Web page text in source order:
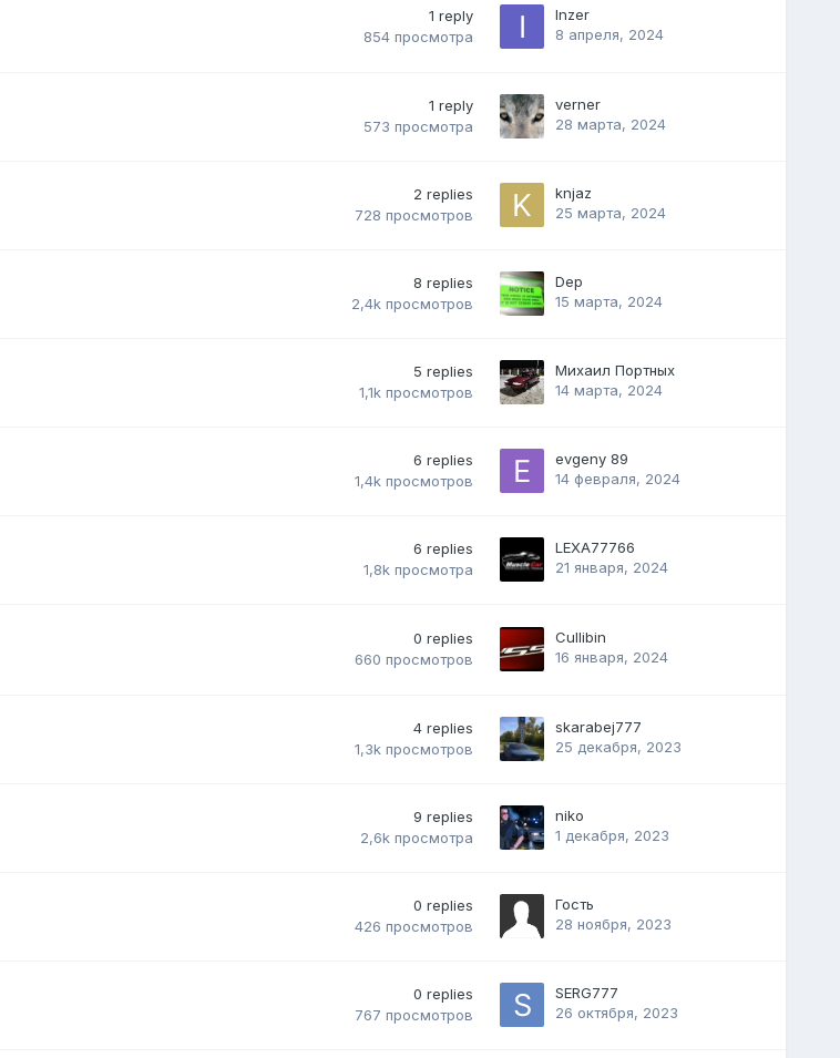
1 reply
854 просмотра
Inzer
8 апреля, 2024
1 reply
573 просмотра
verner
28 марта, 2024
2 replies
728 просмотров
knjaz
25 марта, 2024
8 replies
2,4k просмотров
Dep
15 марта, 2024
5 replies
1,1k просмотров
Михаил Портных
14 марта, 2024
6 replies
1,4k просмотров
evgeny 89
14 февраля, 2024
6 replies
1,8k просмотра
LEXA77766
21 января, 2024
0 replies
660 просмотров
Cullibin
16 января, 2024
4 replies
1,3k просмотров
skarabej777
25 декабря, 2023
9 replies
2,6k просмотра
niko
1 декабря, 2023
0 replies
426 просмотров
Гость
28 ноября, 2023
0 replies
767 просмотров
SERG777
26 октября, 2023